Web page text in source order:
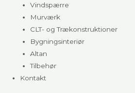
Vindspærre
Murværk
CLT- og Trækonstruktioner
Bygningsinteriør
Altan
Tilbehør
Kontakt